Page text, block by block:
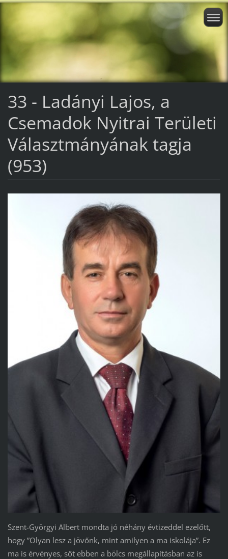
33 - Ladányi Lajos, a
Csemadok Nyitrai Területi
Választmányának tagja
(953)
Szent-Györgyi Albert mondta jó néhány évtizeddel ezelőtt,
hogy ”Olyan lesz a jövőnk, mint amilyen a ma iskolája”. Ez
ma is érvényes, sőt ebben a bölcs megállapításban az is